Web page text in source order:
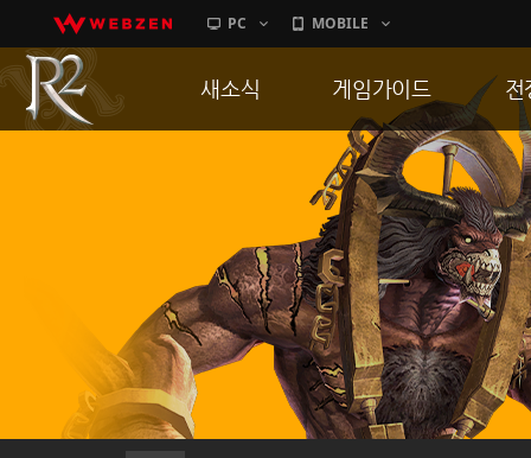
PC MOBILE
새소식
이벤트
히스토리
PC방으로간다
게임가이드
게임 특징
서버가이드
신병훈련소
세부가이드
통합보급센터
전
통
공